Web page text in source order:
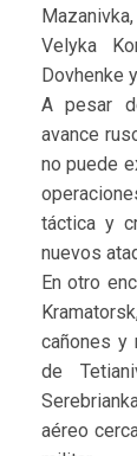
Velyka
Dovhenke
A pesar
avance
no puede
táctica y
nuevos
En otro
cañones y
de
aéreo